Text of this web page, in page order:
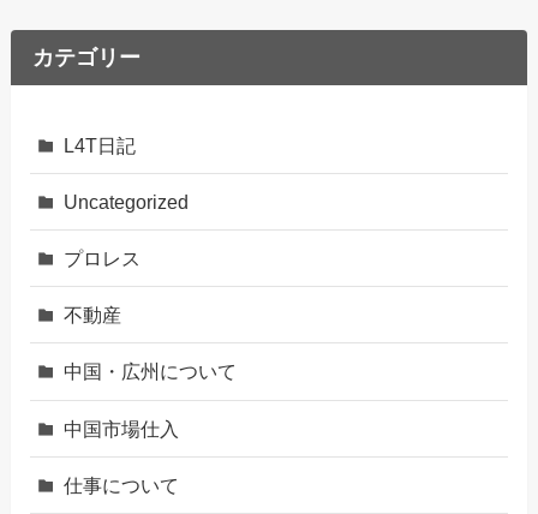
カテゴリー
L4T日記
Uncategorized
プロレス
不動産
中国・広州について
中国市場仕入
仕事について